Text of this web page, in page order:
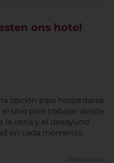
ons hotel
opción para hospedarse
sitio para trabajar desde
la cena y el desayuno
en cada momento
AlexMoscoso.